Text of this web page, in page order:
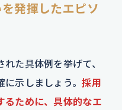
発揮したエピソ
た具体例を挙げて、
に示しましょう。採用
るために、具体的なエ